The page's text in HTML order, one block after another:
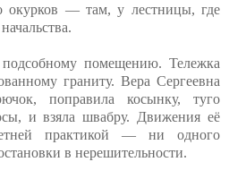
окурков — там, у лестницы, где
помещению. Тележка
граниту. Вера Сергеевна
поправила косынку, туго
и взяла швабру. Движения её
практикой — ни одного
в нерешительности.